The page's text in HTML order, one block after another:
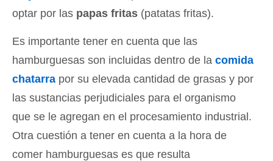
optar por las papas fritas (patatas fritas).
Es importante tener en cuenta que las
hamburguesas son incluidas dentro de la comida
chatarra por su elevada cantidad de grasas y por
las sustancias perjudiciales para el organismo
que se le agregan en el procesamiento industrial.
Otra cuestión a tener en cuenta a la hora de
comer hamburguesas es que resulta